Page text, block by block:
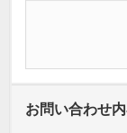
お問い合わせ